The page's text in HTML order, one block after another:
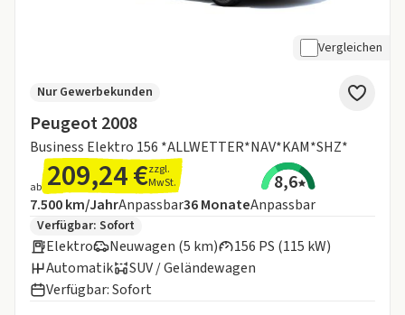
Vergleichen
Peugeot 2008
Business Elektro 156 *ALLWETTER*NAV*KAM*SHZ*
Nur Gewerbekunden
ab 209,24 €zzgl.
MwSt.
8,6
Angebotsdetails:
Inklusive Laufleistung
7.500 km/JahrAnpassbarLaufzeit
36MonateAnpassbar
Zusätzliche Fahrzeuginformationen:
Verfügbar: Sofort
Elektro Neuwagen (5 km)
156 PS (115 kW)
Automatik
SUV / Geländewagen
Verfügbar: Sofort